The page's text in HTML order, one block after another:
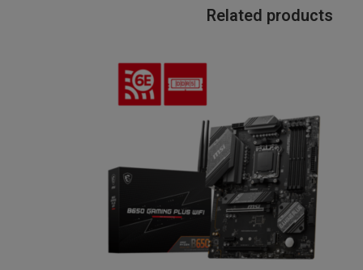
Related products